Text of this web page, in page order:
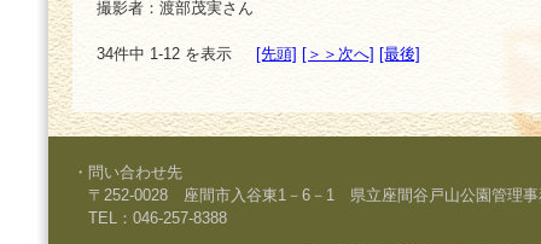
撮影者：渡部茂実さん
34件中 1-12 を表示 [先頭] [＞＞次へ] [最後]
・問い合わせ先
〒252-0028 座間市入谷東1－6－1 県立座間谷戸山公園管理事
TEL：046-257-8388